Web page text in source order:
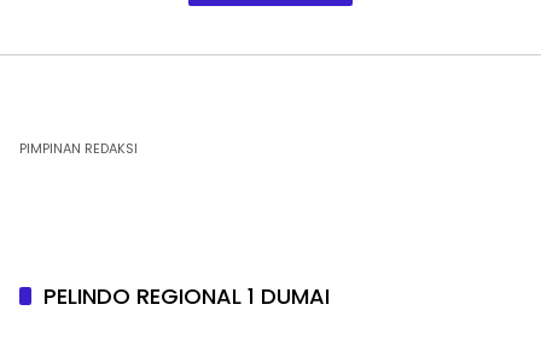
PIMPINAN REDAKSI
PELINDO REGIONAL 1 DUMAI